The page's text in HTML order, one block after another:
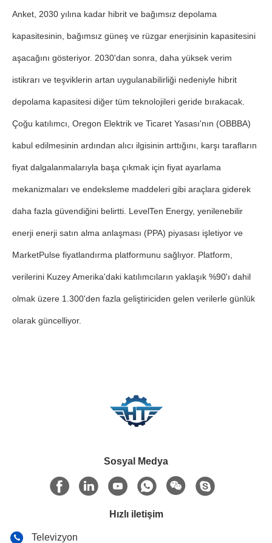
Anket, 2030 yılına kadar hibrit ve bağımsız depolama
kapasitesinin, bağımsız güneş ve rüzgar enerjisinin kapasitesini
aşacağını gösteriyor. 2030'dan sonra, daha yüksek verim
istikrarı ve teşviklerin artan uygulanabilirliği nedeniyle hibrit
depolama kapasitesi diğer tüm teknolojileri geride bırakacak.
Çoğu katılımcı, Oregon Elektrik ve Ticaret Yasası'nın (OBBBA)
kabul edilmesinin ardından alıcı ilgisinin arttığını, karşı tarafların
fiyat dalgalanmalarıyla başa çıkmak için fiyat ayarlama
mekanizmaları ve endeksleme maddeleri gibi araçlara giderek
daha fazla güvendiğini belirtti. LevelTen Energy, yenilenebilir
enerji enerji satın alma anlaşması (PPA) piyasası işletiyor ve
MarketPulse fiyatlandırma platformunu sağlıyor. Platform,
verilerini Kuzey Amerika'daki katılımcıların yaklaşık %90'ı dahil
olmak üzere 1.300'den fazla geliştiriciden gelen verilerle günlük
olarak güncelliyor.
Sosyal Medya
Hızlı iletişim
Televizyon